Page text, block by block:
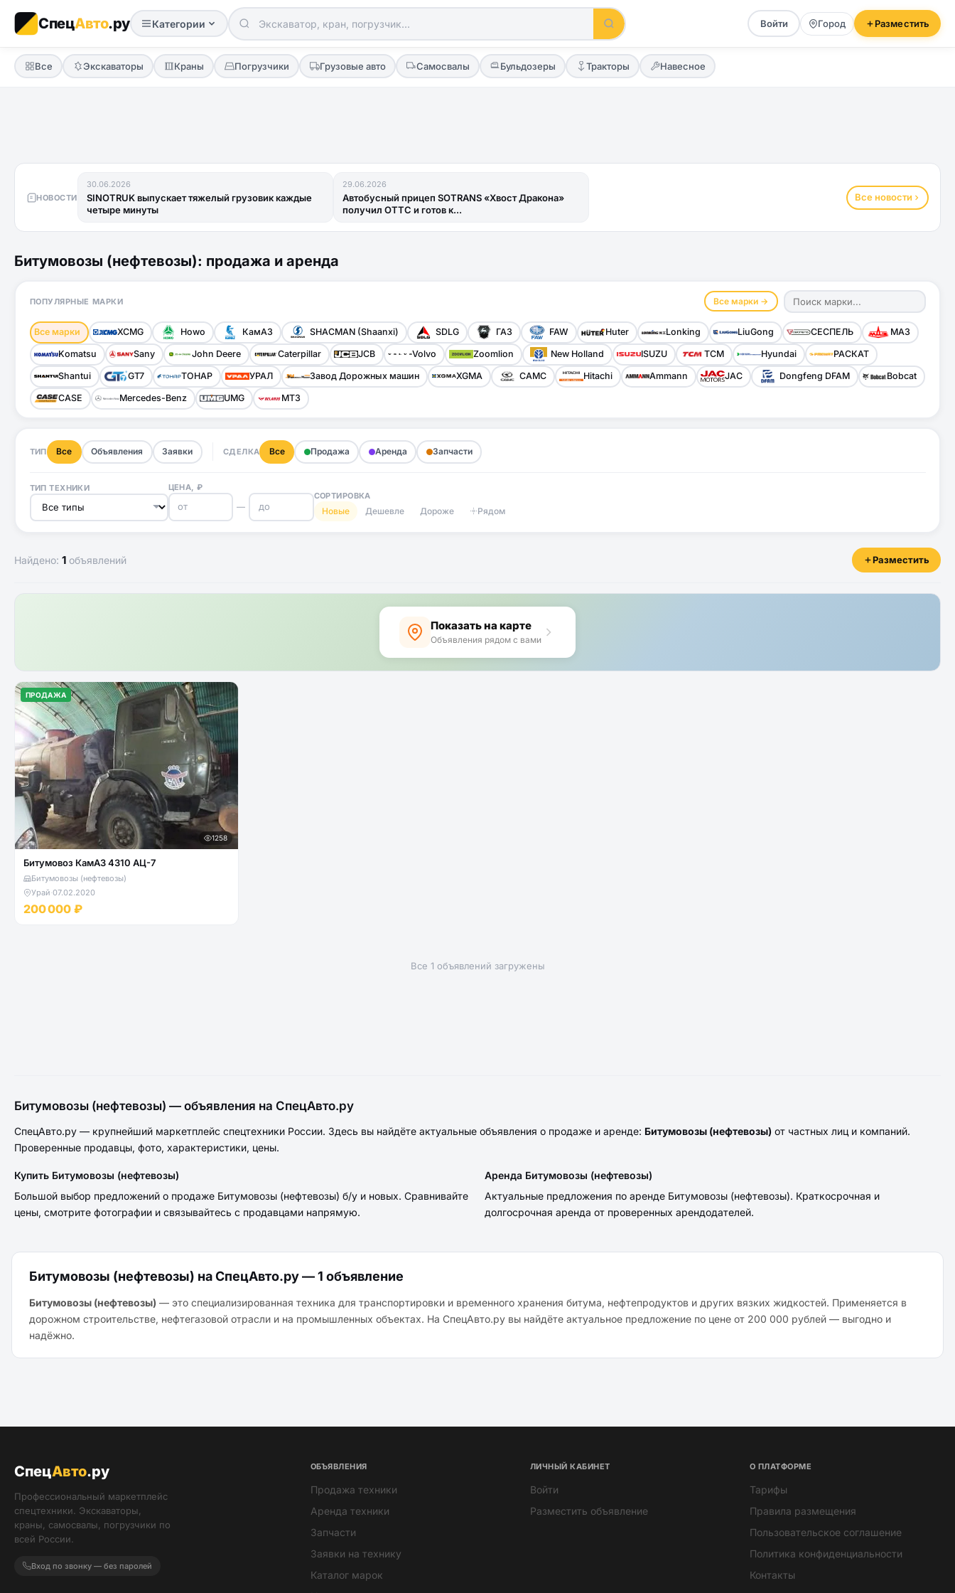
СпецАвто.ру Категории Войти Город Разместить
Все Экскаваторы Краны Погрузчики Грузовые авто Самосвалы Бульдозеры Тракторы Навесное
НОВОСТИ
30.06.2026
SINOTRUK выпускает тяжелый грузовик каждые
четыре минуты
29.06.2026
Автобусный прицеп SOTRANS «Хвост Дракона»
получил ОТТС и готов к...
Все новости
Битумовозы (нефтевозы): продажа и аренда
ПОПУЛЯРНЫЕ МАРКИ Все марки →
Все марки XCMG Howo КамАЗ SHACMAN (Shaanxi) SDLG ГАЗ FAW Huter Lonking LiuGong СЕСПЕЛЬ МАЗ
Komatsu Sany John Deere Caterpillar JCB Volvo Zoomlion New Holland ISUZU TCM Hyundai РАСКАТ
Shantui GT7 ТОНАР УРАЛ Завод Дорожных машин XGMA CAMC Hitachi Ammann JAC Dongfeng DFAM Bobcat
CASE Mercedes-Benz UMG МТЗ
ТИП Все Объявления Заявки СДЕЛКА Все Продажа Аренда Запчасти
ТИП ТЕХНИКИ ЦЕНА, ₽
—
СОРТИРОВКА
Новые Дешевле Дороже Рядом
Найдено: 1 объявлений Разместить
Показать на карте
Объявления рядом с вами
ПРОДАЖА
1258
Битумовоз КамАЗ 4310 АЦ-7
Битумовозы (нефтевозы)
Урай·07.02.2020
200 000 ₽
Все 1 объявлений загружены
Битумовозы (нефтевозы) — объявления на СпецАвто.ру
СпецАвто.ру — крупнейший маркетплейс спецтехники России. Здесь вы найдёте актуальные объявления о продаже и аренде: Битумовозы (нефтевозы) от частных лиц и компаний.
Проверенные продавцы, фото, характеристики, цены.
Купить Битумовозы (нефтевозы)
Большой выбор предложений о продаже Битумовозы (нефтевозы) б/у и новых. Сравнивайте
цены, смотрите фотографии и связывайтесь с продавцами напрямую.
Аренда Битумовозы (нефтевозы)
Актуальные предложения по аренде Битумовозы (нефтевозы). Краткосрочная и
долгосрочная аренда от проверенных арендодателей.
Битумовозы (нефтевозы) на СпецАвто.ру — 1 объявление
Битумовозы (нефтевозы) — это специализированная техника для транспортировки и временного хранения битума, нефтепродуктов и других вязких жидкостей. Применяется в
дорожном строительстве, нефтегазовой отрасли и на промышленных объектах. На СпецАвто.ру вы найдёте актуальное предложение по цене от 200 000 рублей — выгодно и
надёжно.
СпецАвто.ру
Профессиональный маркетплейс
спецтехники. Экскаваторы,
краны, самосвалы, погрузчики по
всей России.
Вход по звонку — без паролей
ОБЪЯВЛЕНИЯ
Продажа техники
Аренда техники
Запчасти
Заявки на технику
Каталог марок
ЛИЧНЫЙ КАБИНЕТ
Войти
Разместить объявление
О ПЛАТФОРМЕ
Тарифы
Правила размещения
Пользовательское соглашение
Политика конфиденциальности
Контакты